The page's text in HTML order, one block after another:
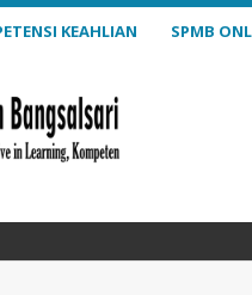
KEAHLIAN SPMB